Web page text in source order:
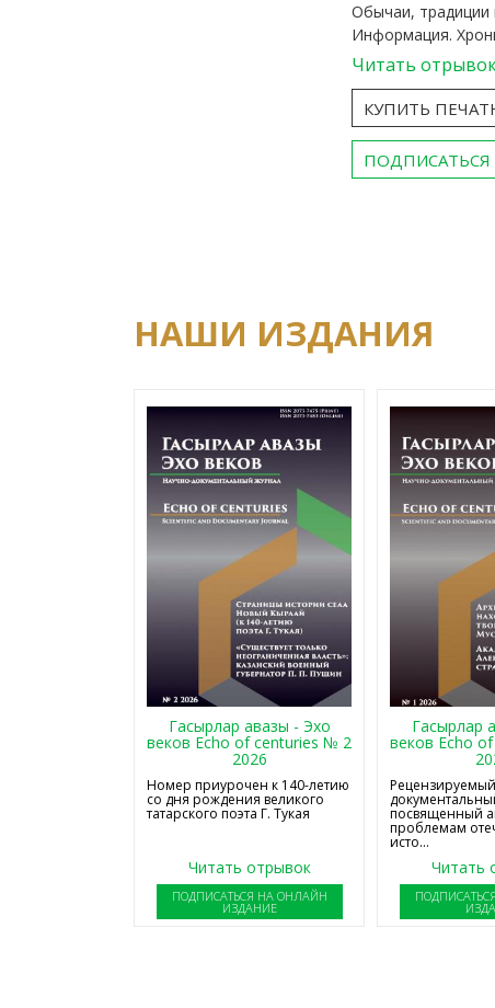
Обычаи, традиции
Информация.
Читать
КУПИТЬ
НАШИ ИЗДАНИЯ
Гасырлар авазы - Эхо
веков Echo of centuries № 2
2026
Номер приурочен к 140-летию
со дня рождения великого
татарского поэта Г. Тукая
Читать отрывок
ПОДПИСАТЬСЯ НА ОНЛАЙН
ИЗДАНИЕ
Гасырлар
веков Echo
посвященный
проблемам
исто...
Читать